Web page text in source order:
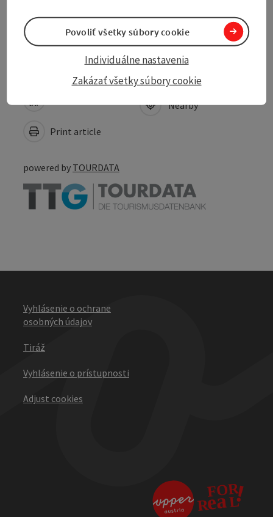
Inspiration
Print article
Nearby
powered by TOURDATA
Vyhlásenie o ochrane
osobných údajov
Tiráž
Vyhlásenie o prístupnosti
Adjust cookies
Zakázať všetky súbory cookie
Individuálne nastavenia
Povoliť všetky súbory cookie